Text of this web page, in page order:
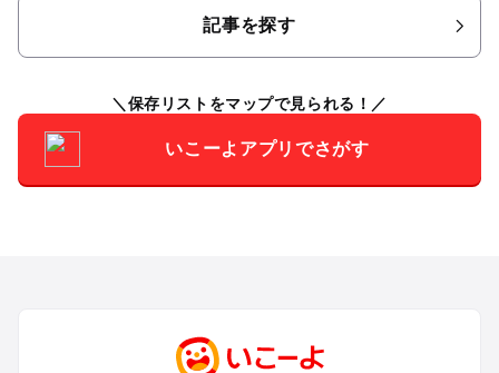
記事を探す
保存リストをマップで見られる！
いこーよアプリでさがす